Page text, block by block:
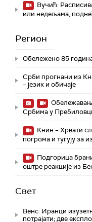
Вучић:
или недељама,
Регион
Обележено 85
Срби прогнани из
– језик и обичаје
Србима у
Книн – Хрвати
погрома и тугују за
Подгорица
оштре реакције из
Свет
Венс: Иранци
потрајати; две